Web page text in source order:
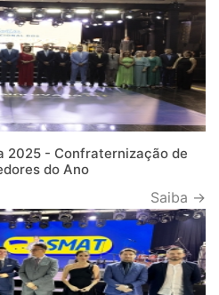
2025 - Confraternização de
do Ano
Saiba →